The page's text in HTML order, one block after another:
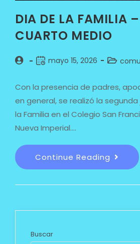
DIA DE LA FAMILIA
CUARTO MEDIO
mayo 15, 2026
Con la presencia de padres,
en general, se realizó la
la Familia en el Colegio San
Nueva Imperial.…
Continue Reading
Buscar